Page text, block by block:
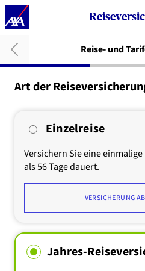
Reise- und
Art der
Einzelreise
Versichern Sie eine
als 56 Tage dauert.
VERSICHERUNG
Jahres-